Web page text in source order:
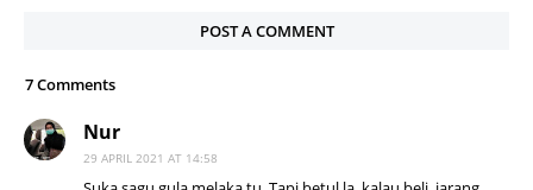
POST A COMMENT
7 Comments
Nur
29 APRIL 2021 AT 14:58